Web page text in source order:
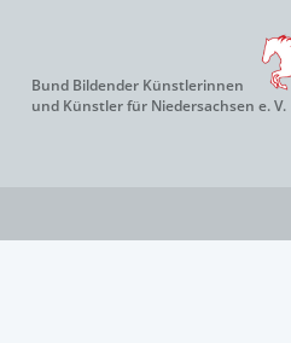
Bund Bildender Künstlerinnen
und Künstler für Niedersachsen e. V.